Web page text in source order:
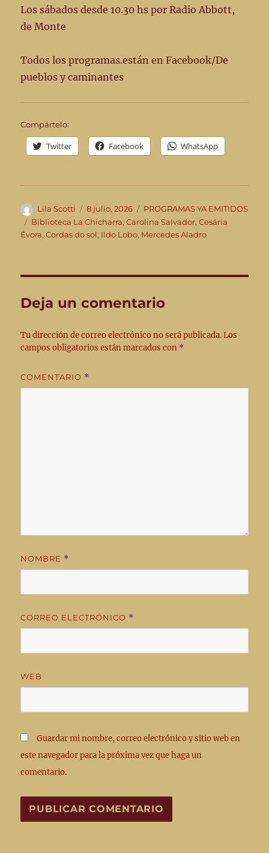
Los sábados desde 10.30 hs por Radio Abbott,
de Monte
Todos los programas.están en Facebook/De
pueblos y caminantes
Compártelo:
Twitter Facebook WhatsApp
Autor
Lila Scotti
Publicado
el
8 julio, 2026 Categorías
PROGRAMAS YA EMITIDOS
Etiquetas
Biblioteca La Chicharra,Carolina Salvador,Cesária
Évora,Cordas do sol, Ildo Lobo, Mercedes Aladro
Deja un comentario
Tu dirección de correo electrónico no será publicada. Los
campos obligatorios están marcados con *
COMENTARIO *
NOMBRE *
CORREO ELECTRÓNICO *
WEB
Guardar mi nombre, correo electrónico y sitio web en
este navegador para la próxima vez que haga un
comentario.